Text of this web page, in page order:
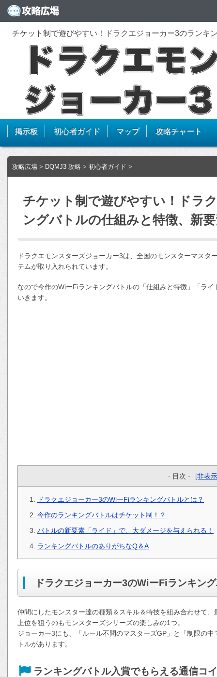
チケット制で遊びやすい！ドラクエジョーカー3のランキ
掲示板 初心者ガイド マップ 攻略チャート
攻略広場 > DQMJ3 攻略 > 初心者ガイド >
チケット制で遊びやすい！ドラ
ングバトルの仕組みと特徴、新
ドラクエモンスターズジョーカー3は、全国のモンスターマス
テムが取り入れられています。
なので今作のWiーFiランキングバトルの「仕組みと特徴」「ラ
いきます。
- 目次 - [非表
ドラクエジョーカー3のWiーFiランキングバトルとは？
今作のランキングバトルはチケット制！？
バトルの新要素「ライド」で、大ダメージを与えられる！
ランキングバトルのありがちなQ＆A
ドラクエジョーカー3のWiーFiランキン
仲間にしたモンスター達の種類＆スキル＆特技を組み合わせて
上位を狙うのもモンスターズシリーズの楽しみの1つ。
ジョーカー3にも、「ルール不問のマスターズGP」と「制限の
トルがあります。
ランキングバトル入賞でもらえる通信コ